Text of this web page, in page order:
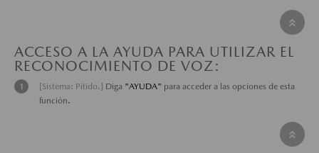
ACCESO A LA AYUDA PARA UTILIZAR EL
RECONOCIMIENTO DE VOZ:
[Sistema: Pitido.] Diga "AYUDA" para acceder a las opciones de esta
función.